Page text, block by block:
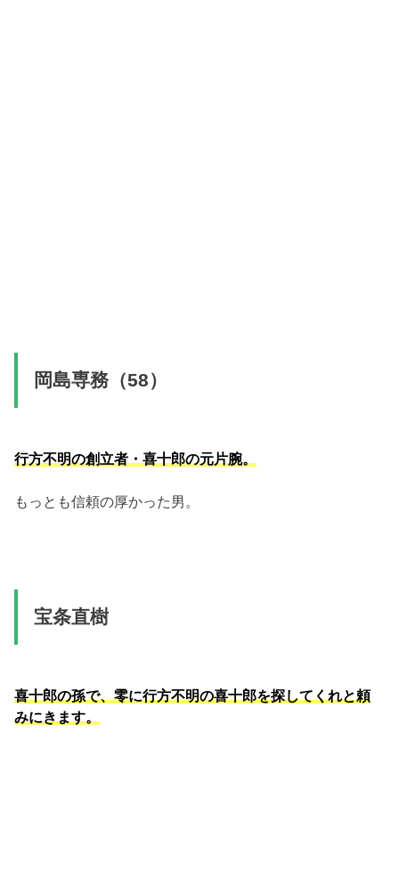
岡島専務（58）
行方不明の創立者・喜十郎の元片腕。
もっとも信頼の厚かった男。
宝条直樹
喜十郎の孫で、零に行方不明の喜十郎を探してくれと頼
みにきます。